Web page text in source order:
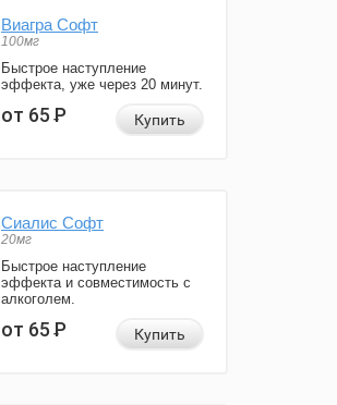
Виагра Софт
100мг
Быстрое наступление
эффекта, уже через 20 минут.
от 65Р Купить
Сиалис Софт
20мг
Быстрое наступление
эффекта и совместимость с
алкоголем.
от 65Р Купить